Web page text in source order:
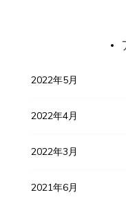
2022年5月
2022年4月
2022年3月
2021年6月